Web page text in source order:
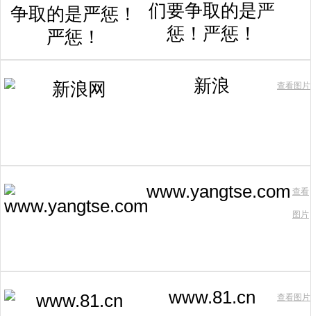
们要争取的是严
惩！严惩！
新浪 查看图片
www.yangtse.com 查看
图片
www.81.cn 查看图片